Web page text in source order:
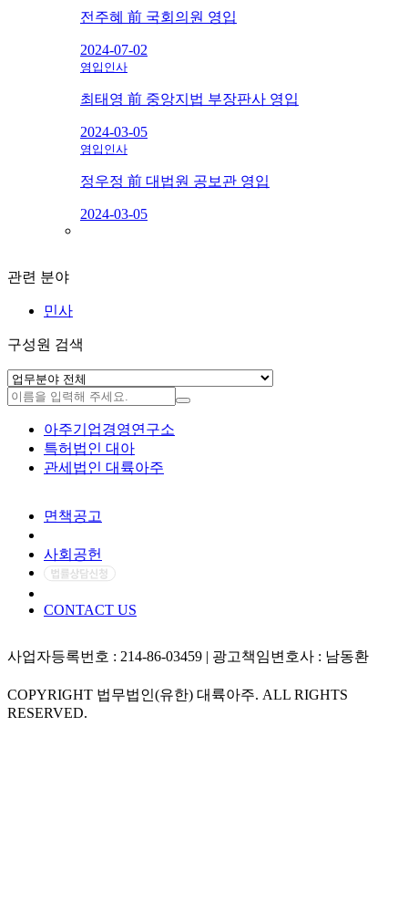
전주혜 前 국회의원 영입
2024-07-02
영입인사
최태영 前 중앙지법 부장판사 영입
2024-03-05
영입인사
정우정 前 대법원 공보관 영입
2024-03-05
관련 분야
민사
구성원 검색
아주기업경영연구소
특허법인 대아
관세법인 대륙아주
면책공고
사회공헌
CONTACT US
사업자등록번호 : 214-86-03459 | 광고책임변호사 : 남동환
COPYRIGHT 법무법인(유한) 대륙아주. ALL RIGHTS
RESERVED.